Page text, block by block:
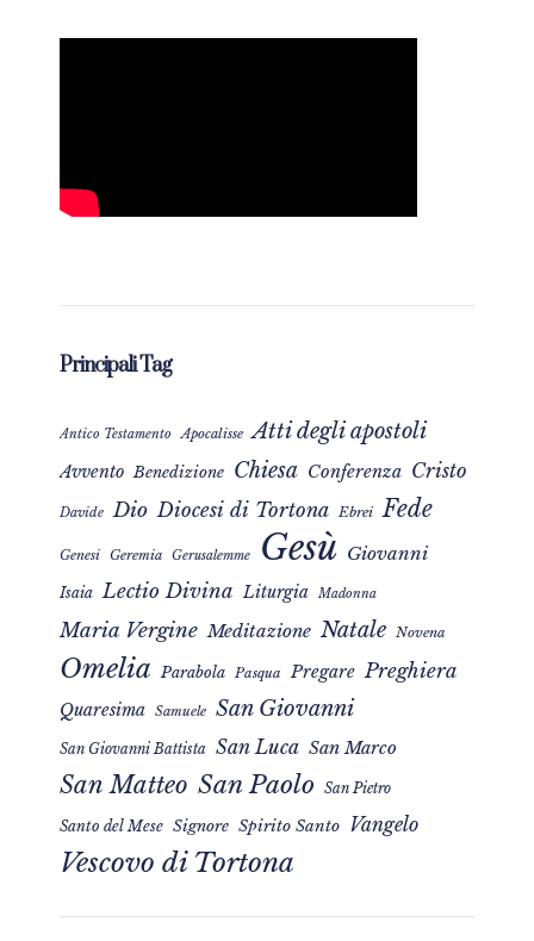
Principali Tag
Antico Testamento Apocalisse Atti degli apostoli
Avvento Benedizione Chiesa Conferenza Cristo
Davide Dio Diocesi di Tortona Ebrei Fede
Genesi Geremia Gerusalemme Gesù Giovanni
Isaia Lectio Divina Liturgia Madonna
Maria Vergine Meditazione Natale Novena
Omelia Parabola Pasqua Pregare Preghiera
Quaresima Samuele San Giovanni
San Giovanni Battista San Luca San Marco
San Matteo San Paolo San Pietro
Santo del Mese Signore Spirito Santo Vangelo
Vescovo di Tortona